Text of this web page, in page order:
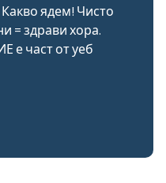
ядем! Чисто
= здрави хора.
част от уеб